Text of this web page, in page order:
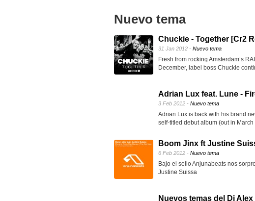
Nuevo tema
Chuckie - Together [Cr2
31 Jan 2012 - Nuevo tema
Fresh from rocking Amsterdam’s
December, label boss Chuckie
Adrian Lux feat. Lune -
3 Feb 2012 - Nuevo tema
Adrian Lux is back with his brand
self-titled debut album (out in
Boom Jinx ft Justine
6 Feb 2012 - Nuevo tema
Bajo el sello Anjunabeats nos
Justine Suissa
Nuevos temas del Dj